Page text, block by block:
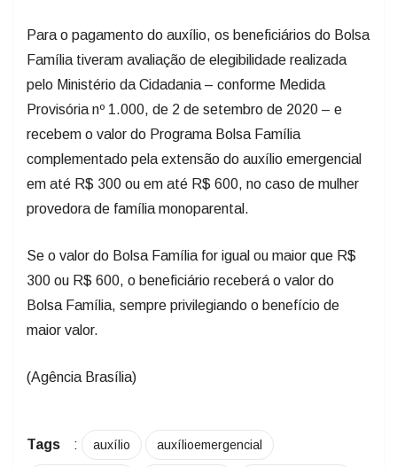
Para o pagamento do auxílio, os beneficiários do Bolsa
Família tiveram avaliação de elegibilidade realizada
pelo Ministério da Cidadania – conforme Medida
Provisória nº 1.000, de 2 de setembro de 2020 – e
recebem o valor do Programa Bolsa Família
complementado pela extensão do auxílio emergencial
em até R$ 300 ou em até R$ 600, no caso de mulher
provedora de família monoparental.
Se o valor do Bolsa Família for igual ou maior que R$
300 ou R$ 600, o beneficiário receberá o valor do
Bolsa Família, sempre privilegiando o benefício de
maior valor.
(Agência Brasília)
Tags : auxílio auxílioemergencial